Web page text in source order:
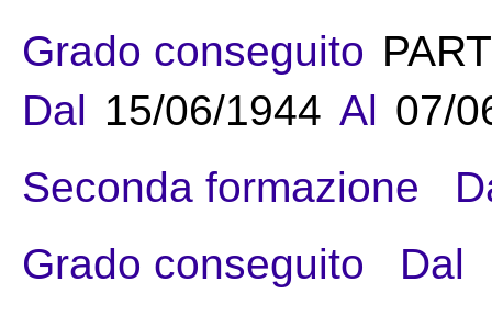
Grado conseguito
Dal 15/06/1944 Al 07/
Seconda formazione
Grado conseguito
Dal